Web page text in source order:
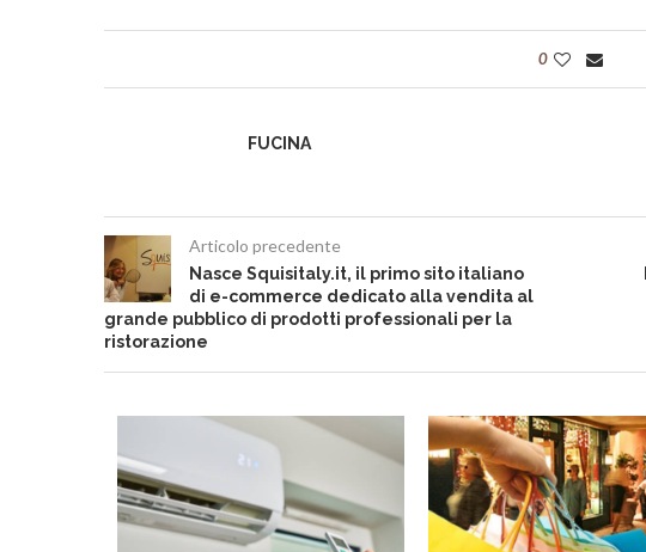
0
FUCINA
Articolo precedente
Nasce Squisitaly.it, il primo sito italiano
di e-commerce dedicato alla vendita al
grande pubblico di prodotti professionali per la
ristorazione